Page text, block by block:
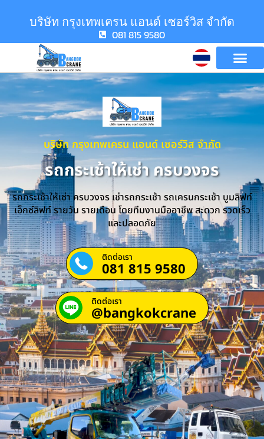
บริษัท กรุงเทพเครน แอนด์ เซอร์วิส จำกัด
081 815 9580
บริษัท กรุงเทพเครน แอนด์ เซอร์วิส จำกัด
รถกระเช้าให้เช่า ครบวงจร
รถกระเช้าให้เช่า ครบวงจร เช่ารถกระเช้า รถเครนกระเช้า บูมลิฟท์
เอ็กซ์ลิฟท์ รายวัน รายเดือน โดยทีมงานมืออาชีพ สะดวก รวดเร็ว
และปลอดภัย
ติดต่อเรา
081 815 9580
ติดต่อเรา
@bangkokcrane